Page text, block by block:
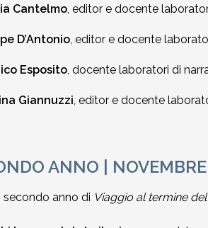
Cantelmo , editor e docente
D’Antonio, editor e docente
Esposito, docente laboratori di
Giannuzzi, editor e docente
ANNO |
secondo anno di Viaggio al termine